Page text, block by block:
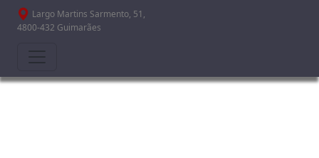
Passar para o conteúdo principal
Largo Martins Sarmento, 51,
4800-432 Guimarães